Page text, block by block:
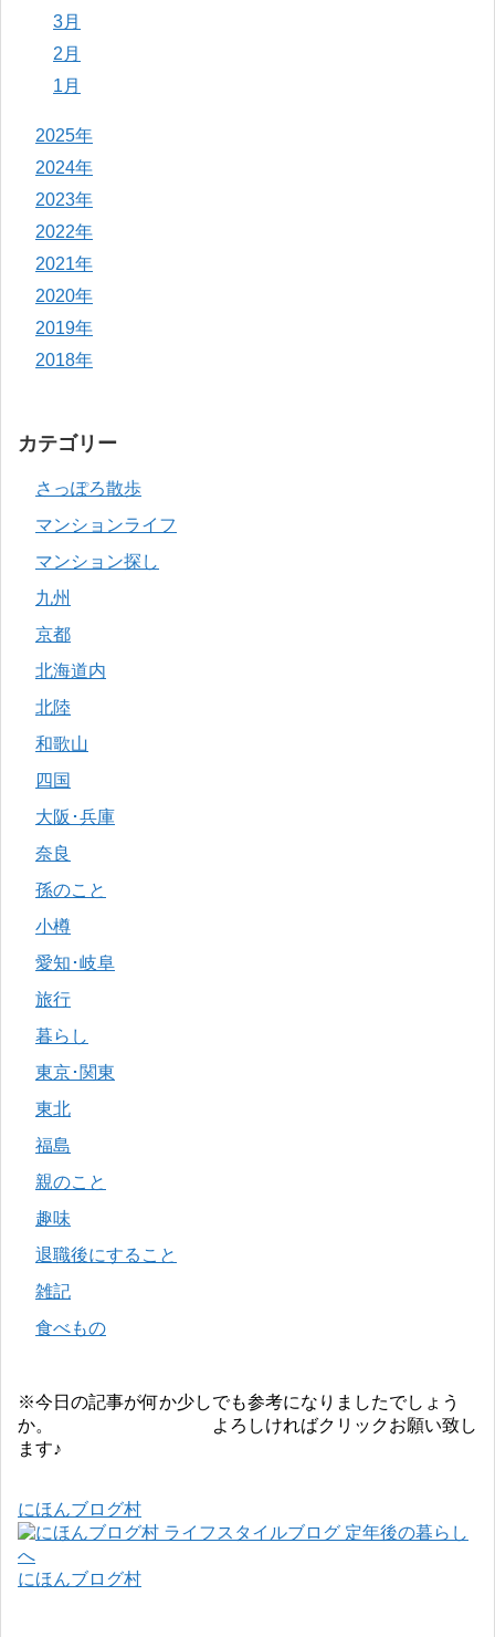
3月
2月
1月
2025年
2024年
2023年
2022年
2021年
2020年
2019年
2018年
カテゴリー
さっぽろ散歩
マンションライフ
マンション探し
九州
京都
北海道内
北陸
和歌山
四国
大阪･兵庫
奈良
孫のこと
小樽
愛知･岐阜
旅行
暮らし
東京･関東
東北
福島
親のこと
趣味
退職後にすること
雑記
食べもの
※今日の記事が何か少しでも参考になりましたでしょう
か。 よろしければクリックお願い致し
ます♪
にほんブログ村
にほんブログ村